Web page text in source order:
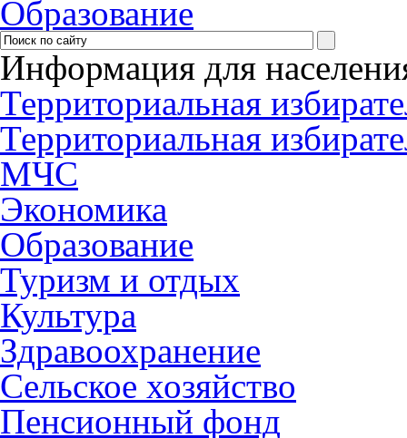
Образование
Информация для
Территориальная
Территориальная
МЧС
Экономика
Образование
Туризм и отдых
Культура
Здравоохранение
Сельское хозяйство
Пенсионный фонд